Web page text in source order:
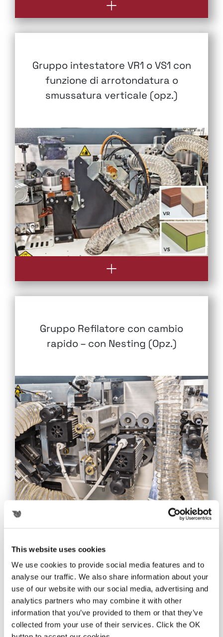
This website uses cookies
We use cookies to provide social media features and to
analyse our traffic. We also share information about your
use of our website with our social media, advertising and
analytics partners who may combine it with other
information that you’ve provided to them or that they’ve
collected from your use of their services. Click the OK
Gruppo intestatore VR1 o VS1 con
funzione di arrotondatura o
smussatura verticale (opz.)
Gruppo Refilatore con cambio
rapido – con Nesting (Opz.)
Lampada infrarossi (Opz.)